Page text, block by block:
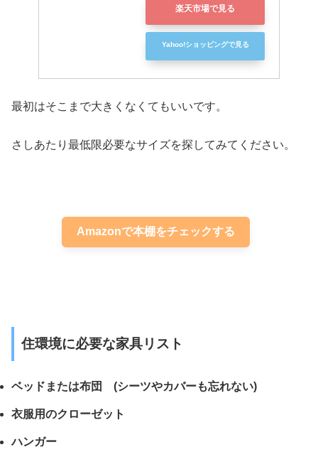
楽天市場で見る
Yahoo!ショッピングで見る
最初はそこまで大きくなくてもいいです。
さしあたり最低限必要なサイズを探してみてください。
Amazonで本棚をチェックする
住環境に必要な家具リスト
ベッドまたは布団 (シーツやカバーも忘れない)
衣服用のクローゼット
ハンガー